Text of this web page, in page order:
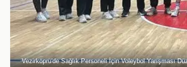
Vezirköprü'de Sağlık Personeli İçin Voleybol Yarışması